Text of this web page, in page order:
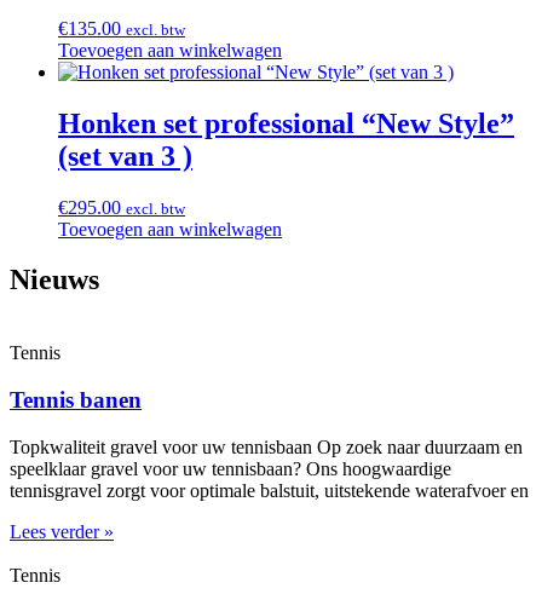
€135.00 excl. btw
Toevoegen aan winkelwagen
Honken set professional “New Style”
(set van 3 )
€295.00 excl. btw
Toevoegen aan winkelwagen
Nieuws
Tennis
Tennis banen
Topkwaliteit gravel voor uw tennisbaan Op zoek naar duurzaam en
speelklaar gravel voor uw tennisbaan? Ons hoogwaardige
tennisgravel zorgt voor optimale balstuit, uitstekende waterafvoer en
Lees verder »
Tennis